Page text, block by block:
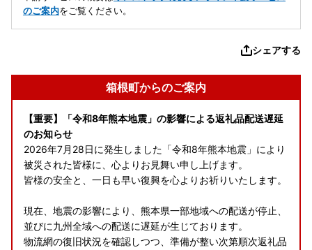
のご案内をご覧ください。
シェアする
箱根町からのご案内
【重要】「令和8年熊本地震」の影響による返礼品配送遅延
のお知らせ
2026年7月28日に発生しました「令和8年熊本地震」により
被災された皆様に、心よりお見舞い申し上げます。
皆様の安全と、一日も早い復興を心よりお祈りいたします。
現在、地震の影響により、熊本県一部地域への配送が停止、
並びに九州全域への配送に遅延が生じております。
物流網の復旧状況を確認しつつ、準備が整い次第順次返礼品